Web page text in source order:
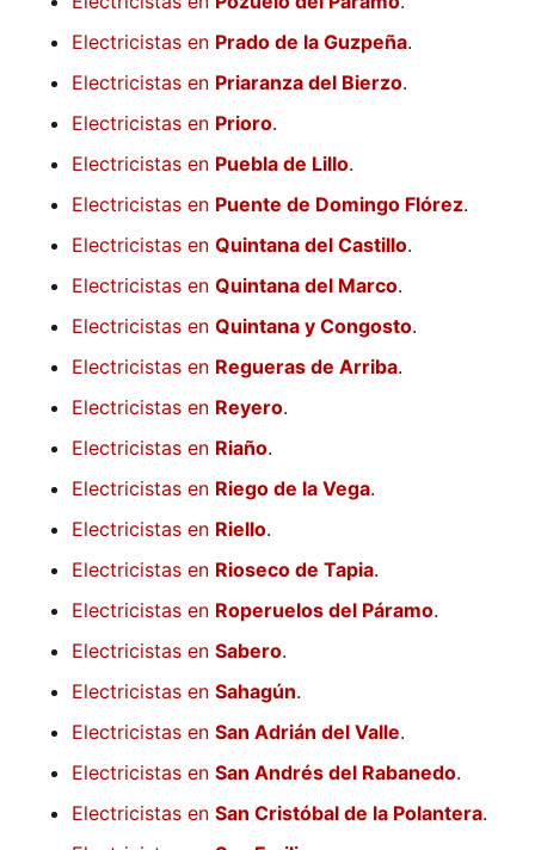
Electricistas en Prado de la Guzpeña.
Electricistas en Priaranza del Bierzo.
Electricistas en Prioro.
Electricistas en Puebla de Lillo.
Electricistas en Puente de Domingo Flórez.
Electricistas en Quintana del Castillo.
Electricistas en Quintana del Marco.
Electricistas en Quintana y Congosto.
Electricistas en Regueras de Arriba.
Electricistas en Reyero.
Electricistas en Riaño.
Electricistas en Riego de la Vega.
Electricistas en Riello.
Electricistas en Rioseco de Tapia.
Electricistas en Roperuelos del Páramo.
Electricistas en Sabero.
Electricistas en Sahagún.
Electricistas en San Adrián del Valle.
Electricistas en San Andrés del Rabanedo.
Electricistas en San Cristóbal de la Polantera.